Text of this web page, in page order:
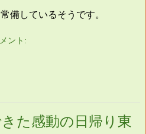
備しているそうです。
ント:
た感動の日帰り東